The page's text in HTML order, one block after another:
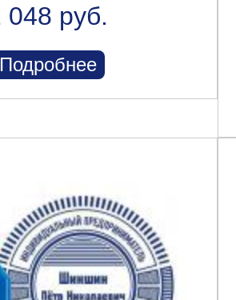
048 руб.
Подробнее